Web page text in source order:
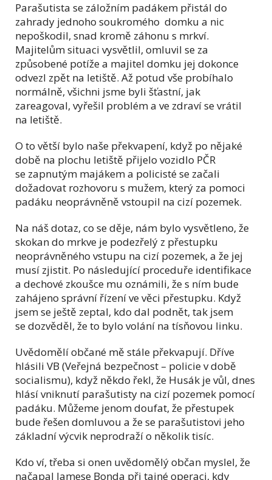
Parašutista se záložním padákem přistál do
zahrady jednoho soukromého domku a nic
nepoškodil, snad kromě záhonu s mrkví.
Majitelům situaci vysvětlil, omluvil se za
způsobené potíže a majitel domku jej dokonce
odvezl zpět na letiště. Až potud vše probíhalo
normálně, všichni jsme byli šťastní, jak
zareagoval, vyřešil problém a ve zdraví se vrátil
na letiště.
O to větší bylo naše překvapení, když po nějaké
době na plochu letiště přijelo vozidlo PČR
se zapnutým majákem a policisté se začali
dožadovat rozhovoru s mužem, který za pomoci
padáku neoprávněně vstoupil na cizí pozemek.
Na náš dotaz, co se děje, nám bylo vysvětleno, že
skokan do mrkve je podezřelý z přestupku
neoprávněného vstupu na cizí pozemek, a že jej
musí zjistit. Po následující proceduře identifikace
a dechové zkoušce mu oznámili, že s ním bude
zahájeno správní řízení ve věci přestupku. Když
jsem se ještě zeptal, kdo dal podnět, tak jsem
se dozvěděl, že to bylo volání na tísňovou linku.
Uvědomělí občané mě stále překvapují. Dříve
hlásili VB (Veřejná bezpečnost – policie v době
socialismu), když někdo řekl, že Husák je vůl, dnes
hlásí vniknutí parašutisty na cizí pozemek pomocí
padáku. Můžeme jenom doufat, že přestupek
bude řešen domluvou a že se parašutistovi jeho
základní výcvik neprodraží o několik tisíc.
Kdo ví, třeba si onen uvědomělý občan myslel, že
načapal Jamese Bonda při tajné operaci, kdy